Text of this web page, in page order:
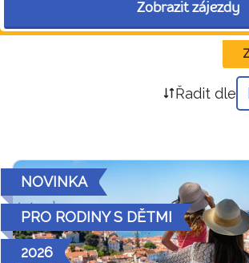
Zobrazit zájezdy
Řadit dle
NOVINKA
PRO RODINY S DĚTMI
2026